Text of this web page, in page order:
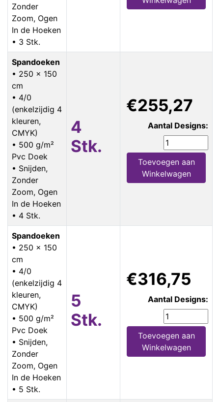
Zonder
Zoom, Ogen
In de Hoeken
• 3 Stk.
Spandoeken
• 250 x 150
cm
• 4/0
(enkelzijdig 4
kleuren,
CMYK)
• 500 g/m²
Pvc Doek
• Snijden,
Zonder
Zoom, Ogen
In de Hoeken
• 4 Stk.
4
Stk.
€255,27
Aantal Designs:
Toevoegen aan
Winkelwagen
Spandoeken
• 250 x 150
cm
• 4/0
(enkelzijdig 4
kleuren,
CMYK)
• 500 g/m²
Pvc Doek
• Snijden,
Zonder
Zoom, Ogen
In de Hoeken
• 5 Stk.
5
Stk.
€316,75
Aantal Designs:
Toevoegen aan
Winkelwagen